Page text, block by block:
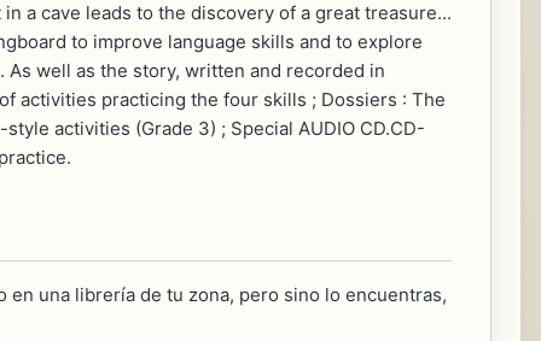
a cave leads to the discovery of a great treasure...
to improve language skills and to explore
well as the story, written and recorded in
activities practicing the four skills ; Dossiers : The
activities (Grade 3) ; Special AUDIO CD.CD-
una librería de tu zona, pero sino lo encuentras,